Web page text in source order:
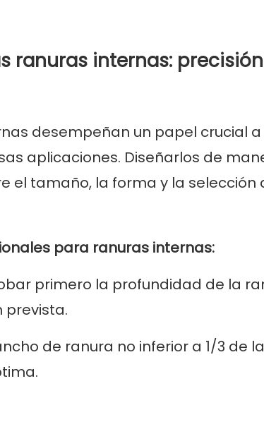
ranuras internas:
desempeñan un papel crucial
aplicaciones. Diseñarlos de
el tamaño, la forma y la selección
para ranuras internas:
primero la profundidad de la
prevista.
de ranura no inferior a 1/3 de